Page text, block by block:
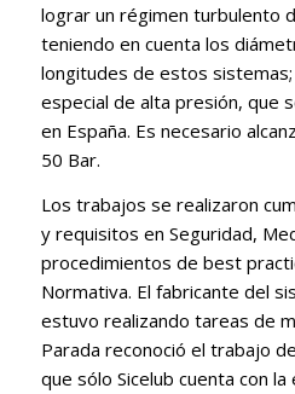
lograr un régimen turbulento
teniendo en cuenta los
longitudes de estos
especial de alta presión, que
en España. Es necesario
50 Bar.
Los trabajos se realizaron
y requisitos en Seguridad,
procedimientos de best
Normativa. El fabricante del
estuvo realizando tareas de
Parada reconoció el trabajo
que sólo Sicelub cuenta con